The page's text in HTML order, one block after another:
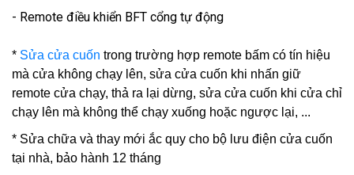
- Remote điều khiển BFT cổng tự động
* Sửa cửa cuốn trong trường hợp remote bấm có tín hiệu
mà cửa không chạy lên, sửa cửa cuốn khi nhấn giữ
remote cửa chạy, thả ra lại dừng, sửa cửa cuốn khi cửa chỉ
chạy lên mà không thể chạy xuống hoặc ngược lại, ...
* Sửa chữa và thay mới ắc quy cho bộ lưu điện cửa cuốn
tại nhà, bảo hành 12 tháng